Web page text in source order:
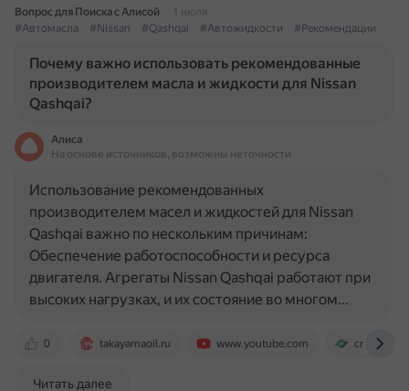
Вопрос для Поиска с Алисой
1 июля
#Автомасла
#Nissan #Qashqai #Автожидкости #Рекомендации
Почему важно использовать рекомендованные
производителем масла и жидкости для Nissan
Qashqai?
Алиса
На основе источников, возможны неточности
0 takayamaoil.ru www.youtube.com cnrg-oil.ru
Использование рекомендованных
производителем масел и жидкостей для Nissan
Qashqai важно по нескольким причинам:
Обеспечение работоспособности и ресурса
двигателя. Агрегаты Nissan Qashqai работают при
высоких нагрузках, и их состояние во многом…
Читать далее